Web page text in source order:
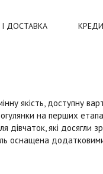
ДОСТАВКА
якість, доступну
на перших
дівчаток, які
оснащена